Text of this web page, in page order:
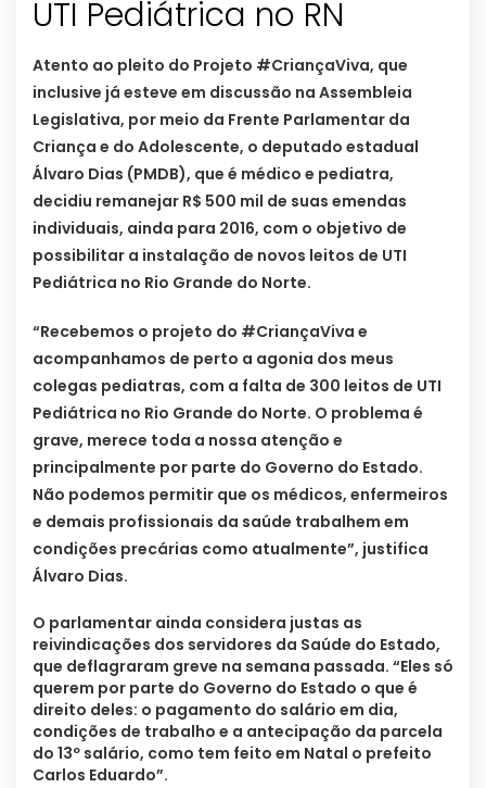
Atento ao pleito do Projeto #CriançaViva, que
inclusive já esteve em discussão na Assembleia
Legislativa, por meio da Frente Parlamentar da
Criança e do Adolescente, o deputado estadual
Álvaro Dias (PMDB), que é médico e pediatra,
decidiu remanejar R$ 500 mil de suas emendas
individuais, ainda para 2016, com o objetivo de
possibilitar a instalação de novos leitos de UTI
Pediátrica no Rio Grande do Norte.
“Recebemos o projeto do #CriançaViva e
acompanhamos de perto a agonia dos meus
colegas pediatras, com a falta de 300 leitos de UTI
Pediátrica no Rio Grande do Norte. O problema é
grave, merece toda a nossa atenção e
principalmente por parte do Governo do Estado.
Não podemos permitir que os médicos, enfermeiros
e demais profissionais da saúde trabalhem em
condições precárias como atualmente”, justifica
Álvaro Dias.
O parlamentar ainda considera justas as
reivindicações dos servidores da Saúde do Estado,
que deflagraram greve na semana passada. “Eles só
querem por parte do Governo do Estado o que é
direito deles: o pagamento do salário em dia,
condições de trabalho e a antecipação da parcela
do 13º salário, como tem feito em Natal o prefeito
Carlos Eduardo”.